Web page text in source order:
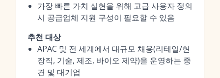
가장 빠른 가치 실현을 위해 고급 사용자 정의
시 공급업체 지원 구성이 필요할 수 있음
추천 대상
APAC 및 전 세계에서 대규모 채용(리테일/현
장직, 기술, 제조, 바이오 제약)을 운영하는 중
견 및 대기업